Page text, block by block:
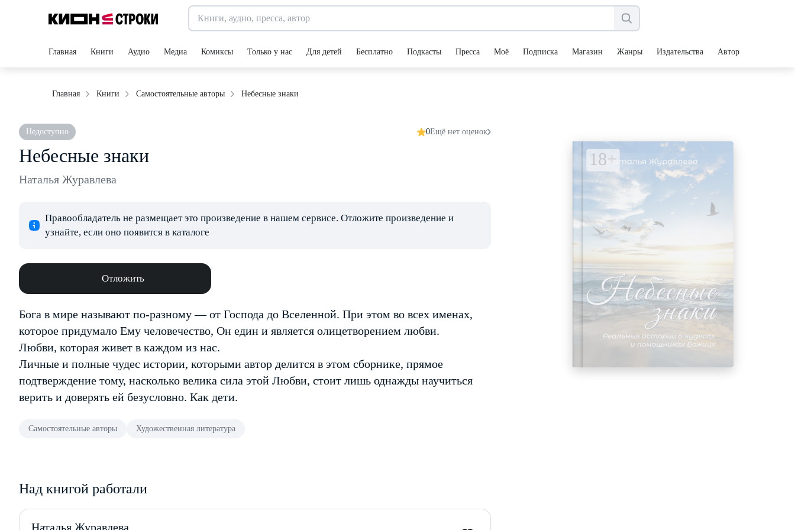
Главная Книги Аудио Медиа Комиксы Только у нас Для детей Бесплатно Подкасты Пресса Моё Подписка Магазин Жанры Издательства Авторы
Главная Книги Самостоятельные авторы Небесные знаки
Недоступно 0Ещё нет оценок
Небесные знаки
Наталья Журавлева
Правообладатель не размещает это произведение в нашем сервисе. Отложите произведение и
узнайте, если оно появится в каталоге
Отложить
Бога в мире называют по-разному — от Господа до Вселенной. При этом во всех именах,
которое придумало Ему человечество, Он един и является олицетворением любви.
Любви, которая живет в каждом из нас.
Личные и полные чудес истории, которыми автор делится в этом сборнике, прямое
подтверждение тому, насколько велика сила этой Любви, стоит лишь однажды научиться
верить и доверять ей безусловно. Как дети.
Самостоятельные авторы Художественная литература
Над книгой работали
Наталья Журавлева